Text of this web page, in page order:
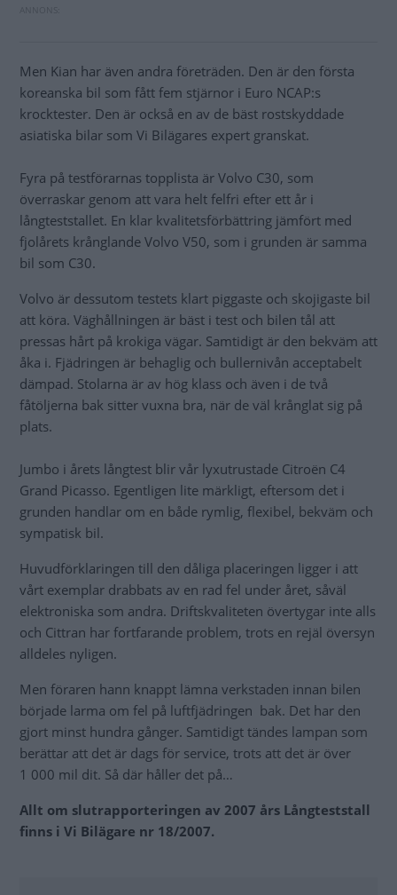
Men Kian har även andra företräden. Den är den första
koreanska bil som fått fem stjärnor i Euro NCAP:s
krocktester. Den är också en av de bäst rostskyddade
asiatiska bilar som Vi Bilägares expert granskat.
Fyra på testförarnas topplista är Volvo C30, som
överraskar genom att vara helt felfri efter ett år i
långteststallet. En klar kvalitetsförbättring jämfört med
fjolårets krånglande Volvo V50, som i grunden är samma
bil som C30.
Volvo är dessutom testets klart piggaste och skojigaste bil
att köra. Väghållningen är bäst i test och bilen tål att
pressas hårt på krokiga vägar. Samtidigt är den bekväm att
åka i. Fjädringen är behaglig och bullernivån acceptabelt
dämpad. Stolarna är av hög klass och även i de två
fåtöljerna bak sitter vuxna bra, när de väl krånglat sig på
plats.
Jumbo i årets långtest blir vår lyxutrustade Citroën C4
Grand Picasso. Egentligen lite märkligt, eftersom det i
grunden handlar om en både rymlig, flexibel, bekväm och
sympatisk bil.
Huvudförklaringen till den dåliga placeringen ligger i att
vårt exemplar drabbats av en rad fel under året, såväl
elektroniska som andra. Driftskvaliteten övertygar inte alls
och Cittran har fortfarande problem, trots en rejäl översyn
alldeles nyligen.
Men föraren hann knappt lämna verkstaden innan bilen
började larma om fel på luftfjädringen bak. Det har den
gjort minst hundra gånger. Samtidigt tändes lampan som
berättar att det är dags för service, trots att det är över
1 000 mil dit. Så där håller det på…
Allt om slutrapporteringen av 2007 års Långteststall
finns i Vi Bilägare nr 18/2007.